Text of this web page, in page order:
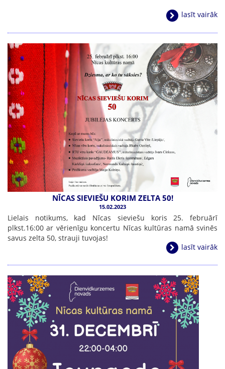
lasīt vairāk
NĪCAS SIEVIEŠU KORIM ZELTA 50!
15.02.2023
Lielais notikums, kad Nīcas sieviešu koris 25. februārī
plkst.16:00 ar vērienīgu koncertu Nīcas kultūras namā svinēs
savus zelta 50, strauji tuvojas!
lasīt vairāk